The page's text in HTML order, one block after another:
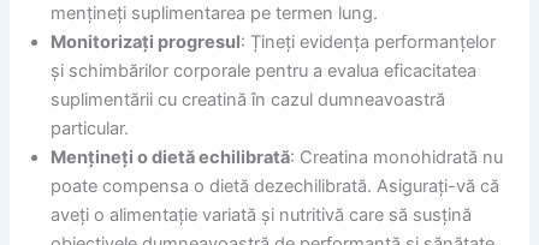
mențineți suplimentarea pe termen lung.
Monitorizați progresul: Țineți evidența performanțelor
și schimbărilor corporale pentru a evalua eficacitatea
suplimentării cu creatină în cazul dumneavoastră
particular.
Mențineți o dietă echilibrată: Creatina monohidrată nu
poate compensa o dietă dezechilibrată. Asigurați-vă că
aveți o alimentație variată și nutritivă care să susțină